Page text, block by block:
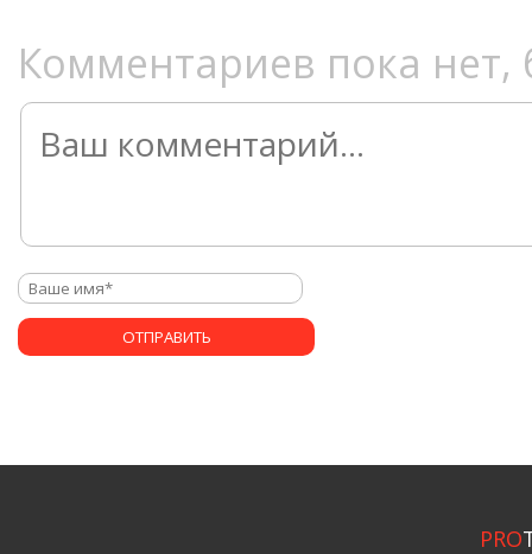
Комментариев пока нет,
PRO